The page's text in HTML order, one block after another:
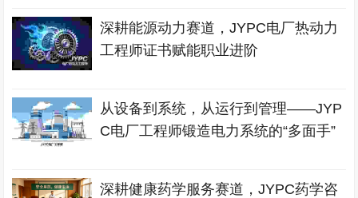
深耕能源动力赛道，JYPC电厂热动力
工程师证书赋能职业进阶
从设备到系统，从运行到管理——JYP
C电厂工程师锻造电力系统的“多面手”
深耕健康药学服务赛道，JYPC药学咨